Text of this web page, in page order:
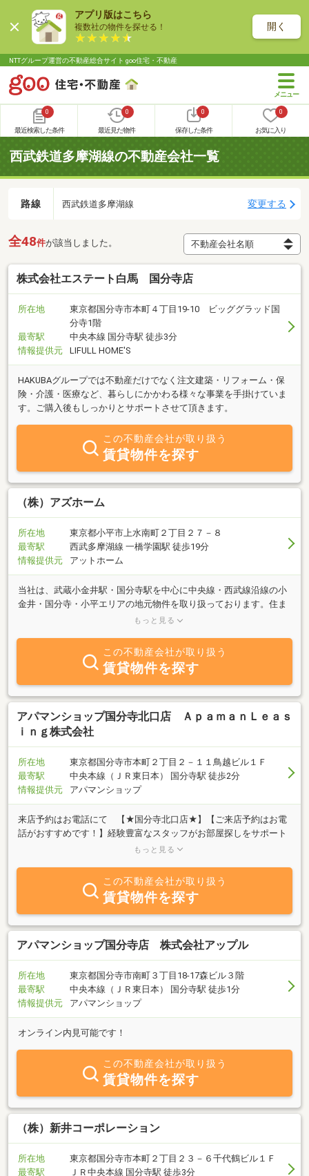
アプリ版はこちら
複数社の物件を探せる！ 開く
NTTグループ運営の不動産総合サイト goo住宅・不動産
0
最近検索した条件
0
最近見た物件
0
保存した条件
0
お気に入り
西武鉄道多摩湖線の不動産会社一覧
路線 西武鉄道多摩湖線 変更する
全48件が該当しました。
株式会社エステート白馬 国分寺店
所在地
東京都国分寺市本町４丁目19-10 ビッググラッド国
分寺1階
最寄駅
中央本線 国分寺駅 徒歩3分
情報提供元
LIFULL HOME'S
HAKUBAグループでは不動産だけでなく注文建築・リフォーム・保
険・介護・医療など、暮らしにかかわる様々な事業を手掛けていま
す。ご購入後もしっかりとサポートさせて頂きます。
この不動産会社が取り扱う
賃貸物件を探す
（株）アズホーム
所在地
東京都小平市上水南町２丁目２７－８
最寄駅
西武多摩湖線 一橋学園駅 徒歩19分
情報提供元
アットホーム
当社は、武蔵小金井駅・国分寺駅を中心に中央線・西武線沿線の小
金井・国分寺・小平エリアの地元物件を取り扱っております。住ま
い探しは、お客様のライフスタイルを知ることから始まります。
いく住まいをご提供できる。」そう考えているからです。おかげさ
まで、お客様からのご紹介も非常に多く、他社様にはない物件も多
数取り揃えております。また、地元環境を熟慮した上での物件選
び、仲介に大変ご好評いただいており、両隣の入居者も把握してお
りますので、安心してお住まいいただけます。当社ホームページに
も最新の物件情報が満載となっていますので、ぜひ一度ご覧下さ
い。電話やメールでの受付も随時行っておりますので、お気軽にお
もっと見る
この不動産会社が取り扱う
賃貸物件を探す
アパマンショップ国分寺北口店 ＡｐａｍａｎＬｅａｓ
ｉｎｇ株式会社
所在地
東京都国分寺市本町２丁目２－１１鳥越ビル１Ｆ
最寄駅
中央本線（ＪＲ東日本） 国分寺駅 徒歩2分
情報提供元
アパマンショップ
来店予約はお電話にて 【★国分寺北口店★】【ご来店予約はお電
話がおすすめです！】経験豊富なスタッフがお部屋探しをサポート
致します！ 国分寺駅北口ロータリー右手、富士そばさんの角を左
もっと見る
この不動産会社が取り扱う
賃貸物件を探す
アパマンショップ国分寺店 株式会社アップル
所在地
東京都国分寺市南町３丁目18-17森ビル３階
最寄駅
中央本線（ＪＲ東日本） 国分寺駅 徒歩1分
情報提供元
アパマンショップ
オンライン内見可能です！
この不動産会社が取り扱う
賃貸物件を探す
（株）新井コーポレーション
所在地
東京都国分寺市本町２丁目２３－６千代鶴ビル１Ｆ
最寄駅
ＪＲ中央本線 国分寺駅 徒歩3分